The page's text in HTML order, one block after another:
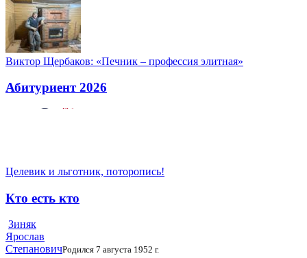
Виктор Щербаков: «Печник – профессия элитная»
Абитуриент 2026
Целевик и льготник, поторопись!
Кто есть кто
Зиняк
Ярослав
СтепановичРодился 7 августа 1952 г.